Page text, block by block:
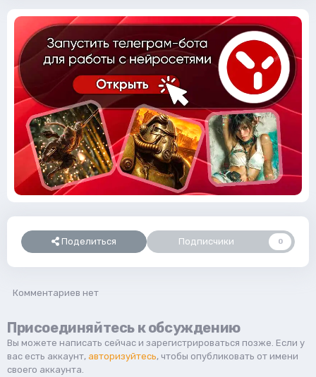
Поделиться Подписчики 0
Комментариев нет
Присоединяйтесь к обсуждению
Вы можете написать сейчас и зарегистрироваться позже. Если у
вас есть аккаунт, авторизуйтесь, чтобы опубликовать от имени
своего аккаунта.